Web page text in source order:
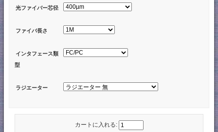
光ファイバー芯径
ファイバ長さ
インタフェース類
型
ラジエーター
カートに入れる: